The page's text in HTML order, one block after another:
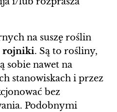
na suszę roślin
rojniki. Są to rośliny,
sobie nawet na
stanowiskach i przez
bez
Podobnymi